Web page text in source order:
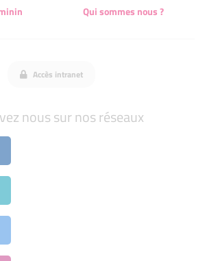
Qui sommes nous ?
Accès intranet
nous sur nos réseaux